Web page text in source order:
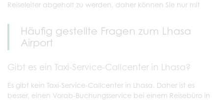
Reiseleiter abgeholt zu werden, daher können Sie nur mit
Häufig gestellte Fragen zum Lhasa
Airport
Gibt es ein Taxi-Service-Callcenter in Lhasa?
Es gibt kein Taxi-Service-Callcenter in Lhasa. Daher ist es
besser, einen Vorab-Buchungsservice bei einem Reisebüro in